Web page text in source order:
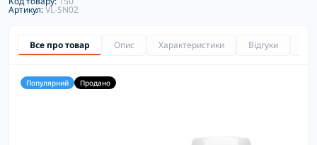
Артикул:VL-SN02
Все про товар Опис Характеристики Відгуки
Популярний Продано